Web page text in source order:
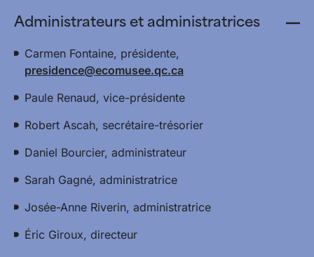
Administrateurs et administratrices
Carmen Fontaine, présidente,
presidence@ecomusee.qc.ca
Paule Renaud, vice-présidente
Robert Ascah, secrétaire-trésorier
Daniel Bourcier, administrateur
Sarah Gagné, administratrice
Josée-Anne Riverin, administratrice
Éric Giroux, directeur